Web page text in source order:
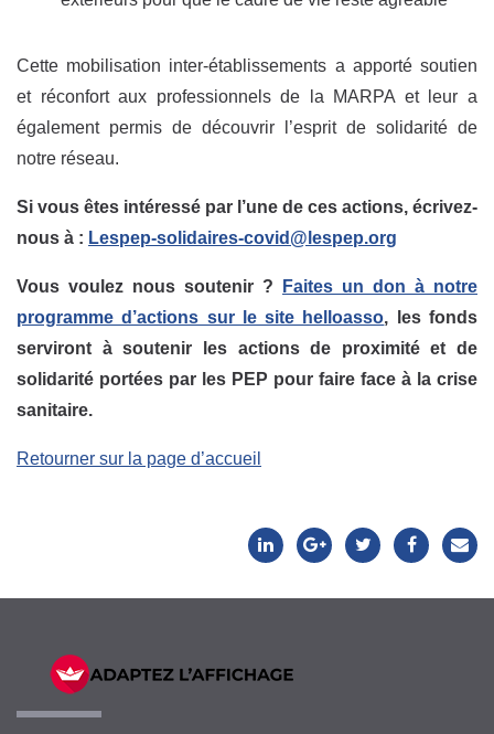
Cette mobilisation inter-établissements a apporté soutien
et réconfort aux professionnels de la MARPA et leur a
également permis de découvrir l’esprit de solidarité de
notre réseau.
Si vous êtes intéressé par l’une de ces actions, écrivez-
nous à : Lespep-solidaires-covid@lespep.org
Vous voulez nous soutenir ?
Faites un don à notre
programme d’actions sur le site helloasso, les fonds
serviront à soutenir les actions de proximité et de
solidarité portées par les PEP pour faire face à la crise
sanitaire.
Retourner sur la page d’accueil